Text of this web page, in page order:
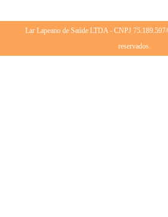
Lar Lapeano de Saúde LTDA - CNPJ
reservados.